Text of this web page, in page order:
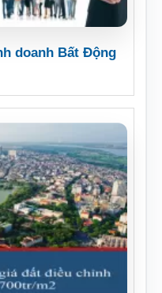
doanh Bất Động